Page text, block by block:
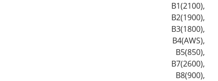
B1(2100),
B2(1900),
B3(1800),
B4(AWS),
B5(850),
B7(2600),
B8(900),